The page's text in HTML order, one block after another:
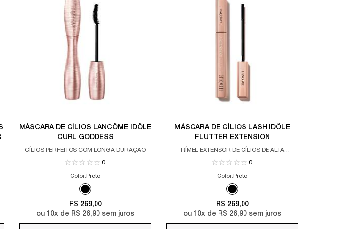
REMOVEDOR DE MÁSCARA DE CÍLIOS LANCÔME IDÔLE MASCARA MELTER, 1 of 1
MÁSCARA DE CÍLIOS LANCÔME IDÔLE
CURL GODDESS
CÍLIOS PERFEITOS COM LONGA DURAÇÃO
0
Color: Preto
Selected
Preto color for MÁSCARA DE CÍLIOS LANCÔME IDÔLE CURL GODDESS, 1 of 1
R$ 269,00
ou 10x de R$ 26,90 sem juros
MÁSCARA DE CÍLIOS LASH IDÔLE
FLUTTER EXTENSION
RÍMEL EXTENSOR DE CÍLIOS DE ALTA
0
Color: Preto
Selected
Preto color for MÁSCARA DE CÍLIOS
R$ 269,00
ou 10x de R$ 26,90 sem juros